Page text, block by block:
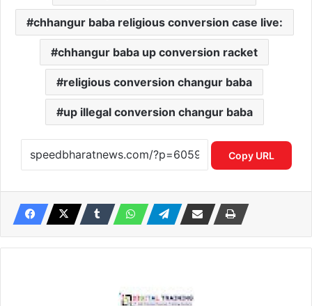
chhangur baba religious conversion case live:
chhangur baba up conversion racket
religious conversion changur baba
up illegal conversion changur baba
Copy URL